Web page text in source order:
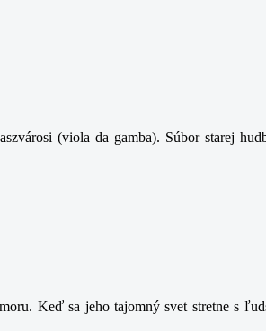
(viola da gamba). Súbor starej
Keď sa jeho tajomný svet stretne s